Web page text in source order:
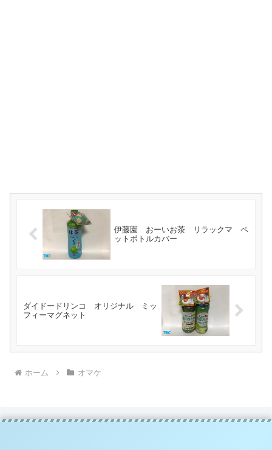
伊藤園 おーいお茶 リラックマ ペ
ットボトルカバー
ダイドードリンコ オリジナル ミッ
フィーマグネット
ホーム オマケ